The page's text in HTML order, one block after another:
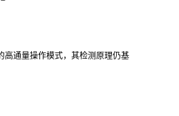
高通量操作模式，其检测原理仍基